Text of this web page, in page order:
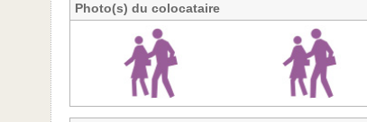
Photo(s) du colocataire